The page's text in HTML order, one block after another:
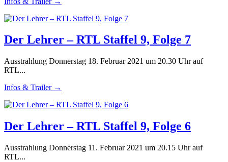
Der Lehrer – RTL Staffel 9, Folge 7
Ausstrahlung Donnerstag 18. Februar 2021 um 20.30 Uhr auf
RTL...
Infos & Trailer →
Der Lehrer – RTL Staffel 9, Folge 6
Ausstrahlung Donnerstag 11. Februar 2021 um 20.15 Uhr auf
RTL...